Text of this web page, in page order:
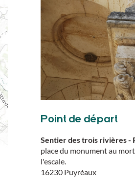
Point de départ
Sentier des trois rivières -
place du monument au
l'escale.
16230 Puyréaux